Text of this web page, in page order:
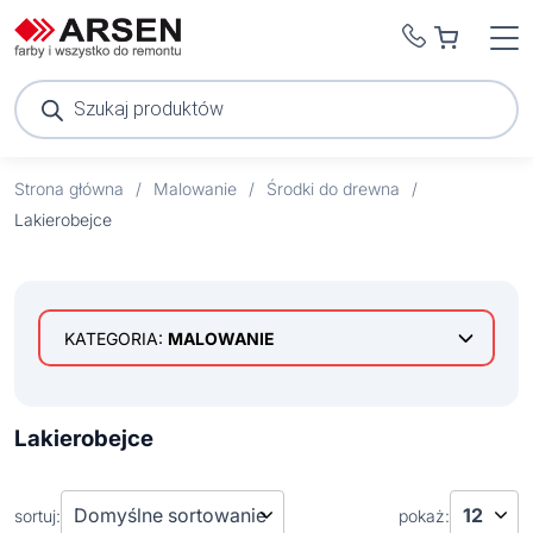
Wyszukiwarka
produktów
Strona główna / Malowanie / Środki do drewna
/
Lakierobejce
KATEGORIA: MALOWANIE
Goldmurit
Hammerite
Farby wewnętrzne
Farby białe
Farby wielopowierzchniowe
Lakierobejce
sortuj: pokaż: